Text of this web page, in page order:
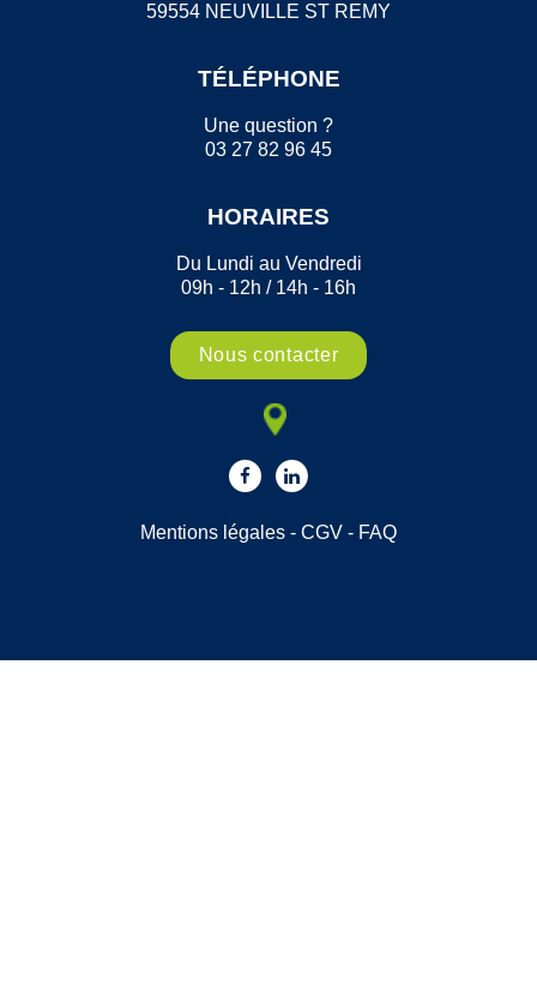
59554 NEUVILLE ST REMY
TÉLÉPHONE
Une question ?
03 27 82 96 45
HORAIRES
Du Lundi au Vendredi
09h - 12h / 14h - 16h
Nous contacter
Mentions légales - CGV - FAQ